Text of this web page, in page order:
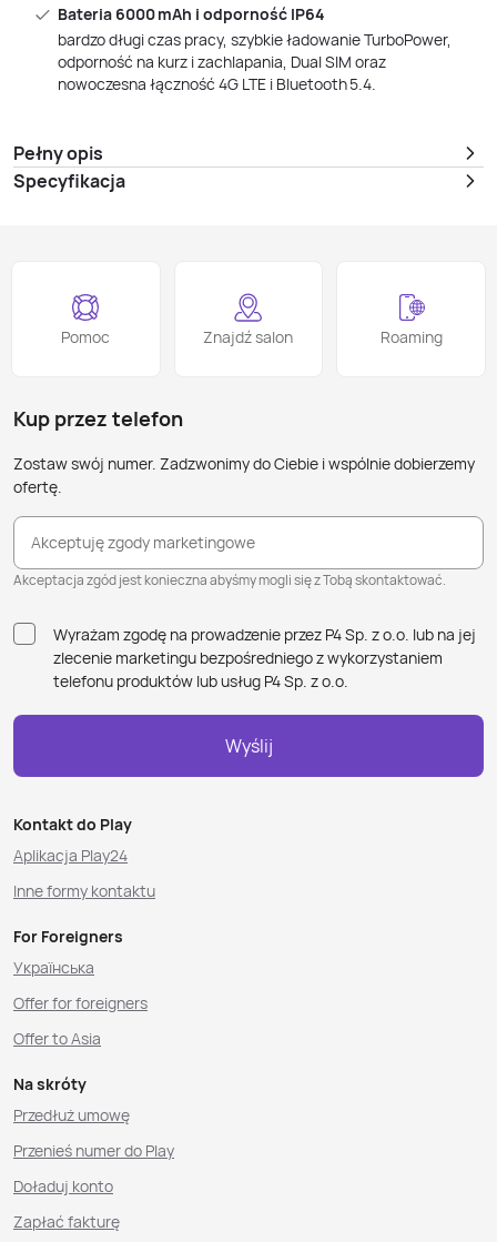
Bateria 6000 mAh i odporność IP64
bardzo długi czas pracy, szybkie ładowanie TurboPower,
odporność na kurz i zachlapania, Dual SIM oraz
nowoczesna łączność 4G LTE i Bluetooth 5.4.
Pełny opis
Specyfikacja
Pomoc Znajdź salon Roaming
Kup przez telefon
Zostaw swój numer. Zadzwonimy do Ciebie i wspólnie dobierzemy
ofertę.
Akceptuję zgody marketingowe
Akceptacja zgód jest konieczna abyśmy mogli się z Tobą skontaktować.
Wyrażam zgodę na prowadzenie przez P4 Sp. z o.o. lub na jej
zlecenie marketingu bezpośredniego z wykorzystaniem
telefonu produktów lub usług P4 Sp. z o.o.
Wyślij
Kontakt do Play
Aplikacja Play24
Inne formy kontaktu
For Foreigners
Українська
Offer for foreigners
Offer to Asia
Na skróty
Przedłuż umowę
Przenieś numer do Play
Doładuj konto
Zapłać fakturę